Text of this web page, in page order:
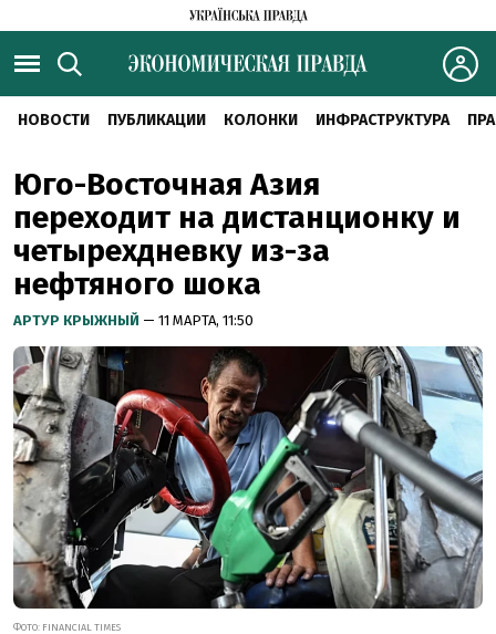
НОВОСТИ ПУБЛИКАЦИИ КОЛОНКИ ИНФРАСТРУКТУРА
Юго-Восточная Азия
переходит на дистанционку и
четырехдневку из-за
нефтяного шока
АРТУР КРЫЖНЫЙ — 11 МАРТА, 11:50
ФОТО: FINANCIAL TIMES